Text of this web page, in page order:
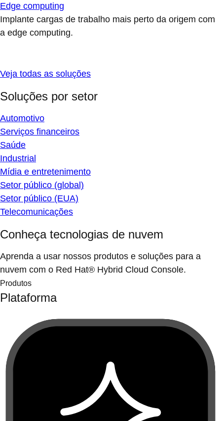
Edge computing
Implante cargas de trabalho mais perto da origem com
a edge computing.
Veja todas as soluções
Soluções por setor
Automotivo
Serviços financeiros
Saúde
Industrial
Mídia e entretenimento
Setor público (global)
Setor público (EUA)
Telecomunicações
Conheça tecnologias de nuvem
Aprenda a usar nossos produtos e soluções para a
nuvem com o Red Hat® Hybrid Cloud Console.
Produtos
Plataforma